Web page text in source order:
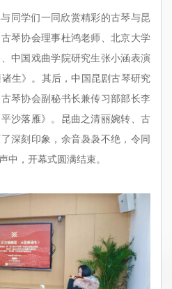
同学们一同欣赏精彩的古琴与昆
琴协会理事杜鸿老师、北京大学
中国戏曲学院研究生张小涵表演
生》。其后，中国昆剧古琴研究
琴协会副秘书长兼传习部部长李
沙落雁》。昆曲之清丽婉转、古
深刻印象，余音袅袅不绝，令同
中，开幕式圆满结束。